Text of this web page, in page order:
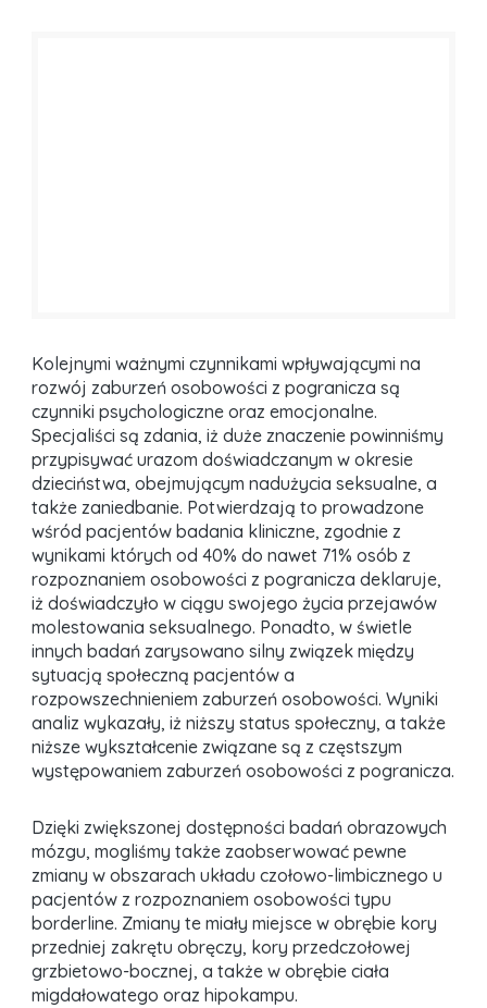
Kolejnymi ważnymi czynnikami wpływającymi na
rozwój zaburzeń osobowości z pogranicza są
czynniki psychologiczne oraz emocjonalne.
Specjaliści są zdania, iż duże znaczenie powinniśmy
przypisywać urazom doświadczanym w okresie
dzieciństwa, obejmującym nadużycia seksualne, a
także zaniedbanie. Potwierdzają to prowadzone
wśród pacjentów badania kliniczne, zgodnie z
wynikami których od 40% do nawet 71% osób z
rozpoznaniem osobowości z pogranicza deklaruje,
iż doświadczyło w ciągu swojego życia przejawów
molestowania seksualnego. Ponadto, w świetle
innych badań zarysowano silny związek między
sytuacją społeczną pacjentów a
rozpowszechnieniem zaburzeń osobowości. Wyniki
analiz wykazały, iż niższy status społeczny, a także
niższe wykształcenie związane są z częstszym
występowaniem zaburzeń osobowości z pogranicza.
Dzięki zwiększonej dostępności badań obrazowych
mózgu, mogliśmy także zaobserwować pewne
zmiany w obszarach układu czołowo-limbicznego u
pacjentów z rozpoznaniem osobowości typu
borderline. Zmiany te miały miejsce w obrębie kory
przedniej zakrętu obręczy, kory przedczołowej
grzbietowo-bocznej, a także w obrębie ciała
migdałowatego oraz hipokampu.